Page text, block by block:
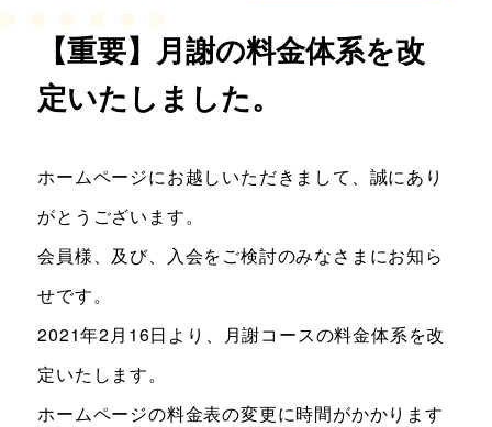
スタジオ設備
お知らせ＆ブログ アクセス
会社概要
【重要】月謝の料金体系を改
定いたしました。
ホームページにお越しいただきまして、誠にあり
がとうございます。
会員様、及び、入会をご検討のみなさまにお知ら
せです。
2021年2月16日より、月謝コースの料金体系を改
定いたします。
ホームページの料金表の変更に時間がかかります